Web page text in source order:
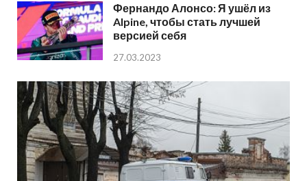
Фернандо Алонсо: Я ушёл из
Alpine, чтобы стать лучшей
версией себя
27.03.2023